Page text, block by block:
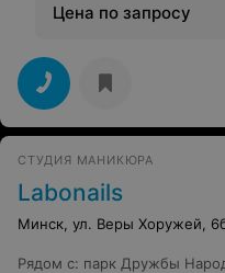
Цена по запросу
СТУДИЯ МАНИКЮРА
Labonails
Минск, ул. Веры Хоружей,
Рядом с: парк Дружбы